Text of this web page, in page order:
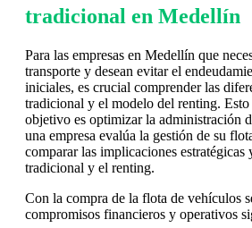
tradicional en Medellín
Para las empresas en Medellín que
transporte y desean evitar el
iniciales, es crucial comprender las
tradicional y el modelo del renting.
objetivo es optimizar la administración
una empresa evalúa la gestión de su
comparar las implicaciones
tradicional y el renting.
Con la compra de la flota de vehículos
compromisos financieros y operativos